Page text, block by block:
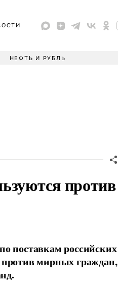
НЕФТЬ И РУБЛЬ
против
поставкам российских
мирных граждан,